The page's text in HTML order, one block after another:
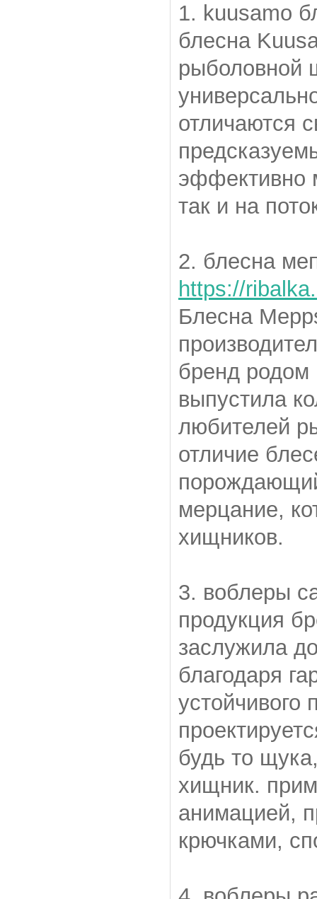
1. kuusamo
блесна
рыболовной
отличаются
эффективно
так и на
2. блесна
https://
Блесна
бренд родом
выпустила
любителей
отличие
мерцание,
хищников.
3. воблеры
продукция
заслужила
благодаря
устойчивого
будь то
хищник.
анимацией,
крючками,